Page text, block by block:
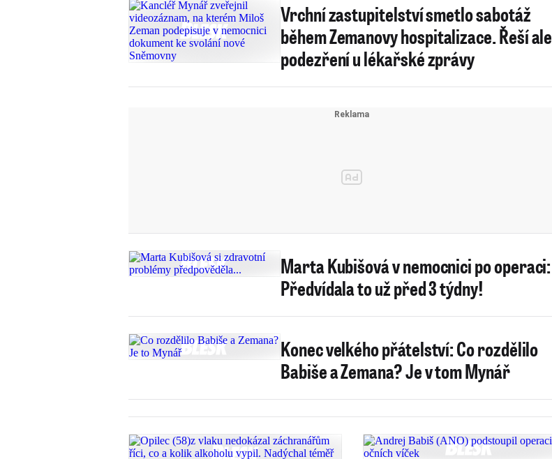
Vrchní zastupitelství smetlo sabotáž
během Zemanovy hospitalizace. Řeší ale
podezření u lékařské zprávy
Marta Kubišová v nemocnici po operaci:
Předvídala to už před 3 týdny!
Konec velkého přátelství: Co rozdělilo
Babiše a Zemana? Je v tom Mynář